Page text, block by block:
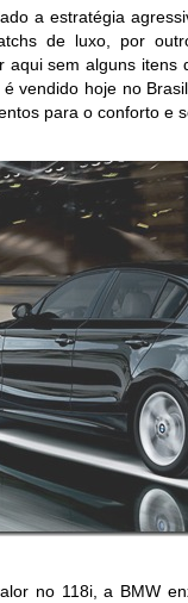
a estratégia
de luxo, por
aqui sem alguns
é vendido hoje no
para o conforto e
no 118i, a BMW